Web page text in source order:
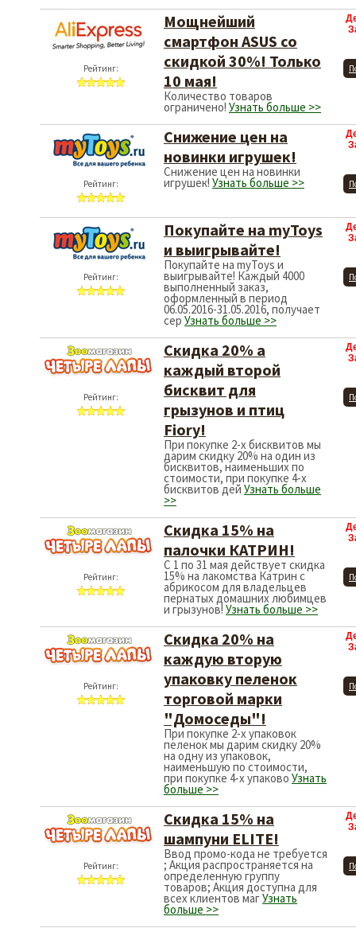
Рейтинг:
Мощнейший
смартфон ASUS со
скидкой 30%! Только
10 мая!
Количество товаров
ограничено! Узнать больше >>
Рейтинг:
Снижение цен на
новинки игрушек!
Снижение цен на новинки
игрушек! Узнать больше >>
Рейтинг:
Покупайте на myToys
и выигрывайте!
Покупайте на myToys и
выигрывайте! Каждый 4000
выполненный заказ,
оформленный в период
06.05.2016-31.05.2016, получает
сер Узнать больше >>
Рейтинг:
Cкидка 20% а
каждый второй
бисквит для
грызунов и птиц
Fiory!
При покупке 2-х бисквитов мы
дарим скидку 20% на один из
бисквитов, наименьших по
стоимости, при покупке 4-х
бисквитов дей Узнать больше
>>
Рейтинг:
Скидка 15% на
палочки КАТРИН!
С 1 по 31 мая действует скидка
15% на лакомства Катрин с
абрикосом для владельцев
пернатых домашних любимцев
и грызунов! Узнать больше >>
Рейтинг:
Cкидка 20% на
каждую вторую
упаковку пеленок
торговой марки
"Домоседы"!
При покупке 2-х упаковок
пеленок мы дарим скидку 20%
на одну из упаковок,
наименьшую по стоимости,
при покупке 4-х упаково Узнать
больше >>
Рейтинг:
Скидка 15% на
шампуни ELITE!
Ввод промо-кода не требуется
; Акция распространяется на
определенную группу
товаров; Акция доступна для
всех клиентов магУзнать
больше >>